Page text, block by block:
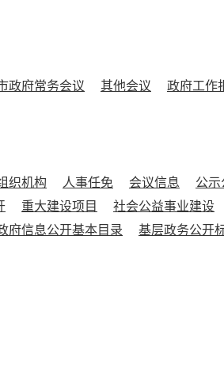
政府常务会议 其他会议 政府工作
织机构 人事任免 会议信息
公示
重大建设项目
社会公益事业建设
府信息公开基本目录 基层政务公开